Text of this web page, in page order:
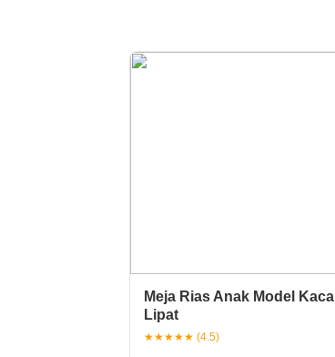
Meja Rias Anak Model Kaca
Lipat
★★★★★ (4.5)